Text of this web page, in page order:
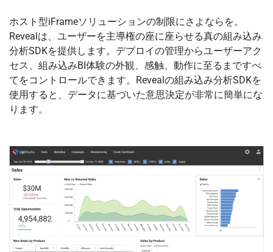
ホスト型iFrameソリューションの制限にさよならを。
Revealは、ユーザーを主導権の座に座らせる真の組み込み
分析SDKを提供します。デプロイの管理からユーザーアク
セス、組み込みBI体験の外観、感触、動作に至るまですべ
てをコントロールできます。Revealの組み込み分析SDKを
使用すると、データに基づいた意思決定が非常に簡単にな
ります。